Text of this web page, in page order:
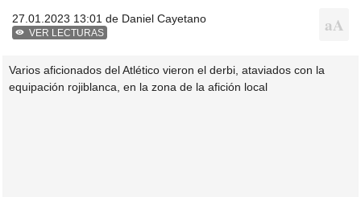
27.01.2023 13:01 de Daniel Cayetano
VER LECTURAS
Varios aficionados del Atlético vieron el derbi, ataviados con la
equipación rojiblanca, en la zona de la afición local